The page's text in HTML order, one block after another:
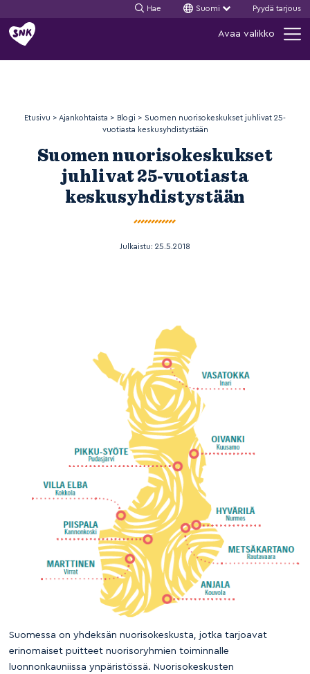
Siirry
sisältöön
Hae Suomi Pyydä tarjous
Avaa valikko
Etusivu > Ajankohtaista > Blogi > Suomen nuorisokeskukset juhlivat 25-
vuotiasta keskusyhdistystään
Suomen nuorisokeskukset
juhlivat 25-vuotiasta
keskusyhdistystään
Julkaistu: 25.5.2018
Suomessa on yhdeksän nuorisokeskusta, jotka tarjoavat
erinomaiset puitteet nuorisoryhmien toiminnalle
luonnonkauniissa ynpäristössä. Nuorisokeskusten